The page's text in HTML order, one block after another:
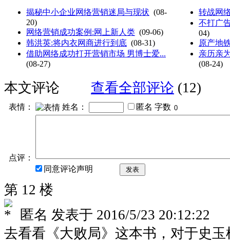
揭秘中小企业网络营销迷局与现状 (08-
20)
网络营销成功案例:网上新人类 (09-06)
韩洪英:将内衣网商进行到底 (08-31)
借助网络成功打开营销市场 男博士爱...
(08-27)
转战网
不打广
04)
原产地
亲历亲
(08-24)
本文评论 查看全部评论 (12)
表情： 姓名： 匿名 字数
点评：
同意评论声明
发表
第 12 楼
匿名 发表于 2016/5/23 20:12:22
去看看《大败局》这本书，对于史